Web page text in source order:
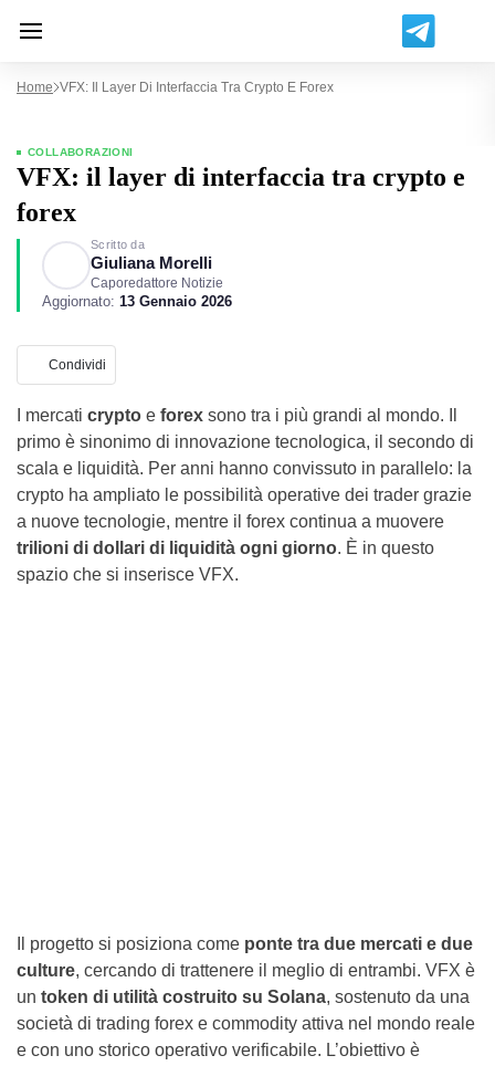
Home VFX: Il Layer Di Interfaccia Tra Crypto E Forex
COLLABORAZIONI
VFX: il layer di interfaccia tra crypto e
forex
Scritto da
Giuliana Morelli
Caporedattore Notizie
Aggiornato: 13 Gennaio 2026
Condividi
I mercati crypto e forex sono tra i più grandi al mondo. Il
primo è sinonimo di innovazione tecnologica, il secondo di
scala e liquidità. Per anni hanno convissuto in parallelo: la
crypto ha ampliato le possibilità operative dei trader grazie
a nuove tecnologie, mentre il forex continua a muovere
trilioni di dollari di liquidità ogni giorno. È in questo
spazio che si inserisce VFX.
Il progetto si posiziona come ponte tra due mercati e due
culture, cercando di trattenere il meglio di entrambi. VFX è
un token di utilità costruito su Solana, sostenuto da una
società di trading forex e commodity attiva nel mondo reale
e con uno storico operativo verificabile. L’obiettivo è